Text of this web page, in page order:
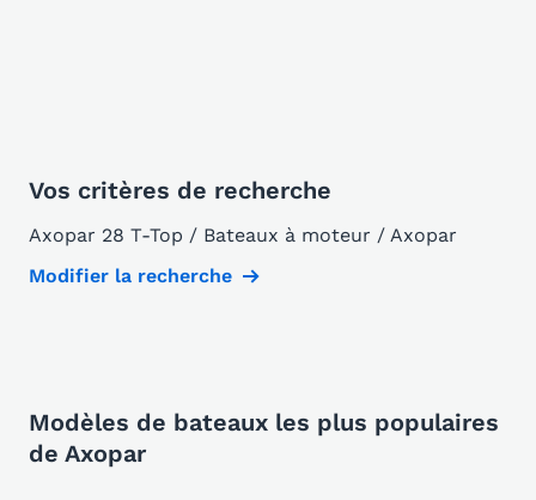
Vos critères de recherche
Axopar 28 T-Top / Bateaux à moteur / Axopar
Modifier la recherche
Modèles de bateaux les plus populaires
de Axopar